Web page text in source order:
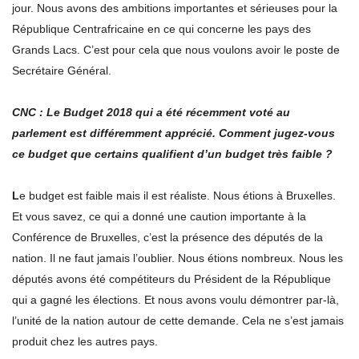
jour. Nous avons des ambitions importantes et sérieuses pour la
République Centrafricaine en ce qui concerne les pays des
Grands Lacs. C’est pour cela que nous voulons avoir le poste de
Secrétaire Général.
CNC : Le Budget 2018 qui a été récemment voté au
parlement est différemment apprécié. Comment jugez-vous
ce budget que certains qualifient d’un budget très faible ?
Le budget est faible mais il est réaliste. Nous étions à Bruxelles.
Et vous savez, ce qui a donné une caution importante à la
Conférence de Bruxelles, c’est la présence des députés de la
nation. Il ne faut jamais l’oublier. Nous étions nombreux. Nous les
députés avons été compétiteurs du Président de la République
qui a gagné les élections. Et nous avons voulu démontrer par-là,
l’unité de la nation autour de cette demande. Cela ne s’est jamais
produit chez les autres pays.